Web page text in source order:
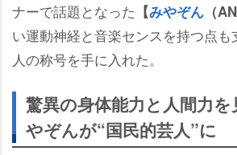
ナーで話題となった 【みやぞん （
い運動神経と音楽センスを持つ点
人の称号を手に入れた。
驚異の身体能力と人間力
ぞんが“国民的芸人”に